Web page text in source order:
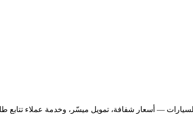
— أسعار شفافة، تمويل ميسّر، وخدمة عملاء تتابع